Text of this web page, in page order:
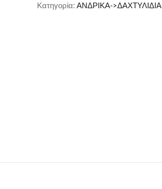
Κατηγορία: ΑΝΔΡΙΚΑ->ΔΑΧΤΥΛΙΔΙΑ